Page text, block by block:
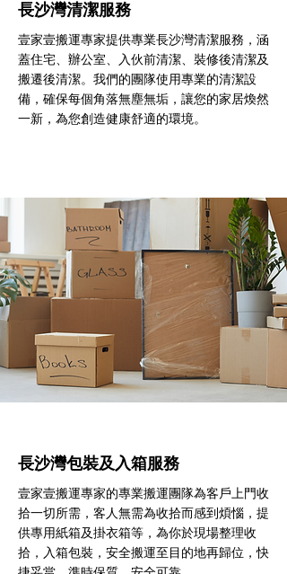
長沙灣清潔服務
壹家壹搬運專家提供專業長沙灣清潔服務，涵
蓋住宅、辦公室、入伙前清潔、裝修後清潔及
搬遷後清潔。我們的團隊使用專業的清潔設
備，確保每個角落無塵無垢，讓您的家居煥然
一新，為您創造健康舒適的環境。
長沙灣包裝及入箱服務
壹家壹搬運專家的專業搬運團隊為客戶上門收
拾一切所需，客人無需為收拾而感到煩惱，提
供專用紙箱及掛衣箱等，為你於現場整理收
拾，入箱包裝，安全搬運至目的地再歸位，快